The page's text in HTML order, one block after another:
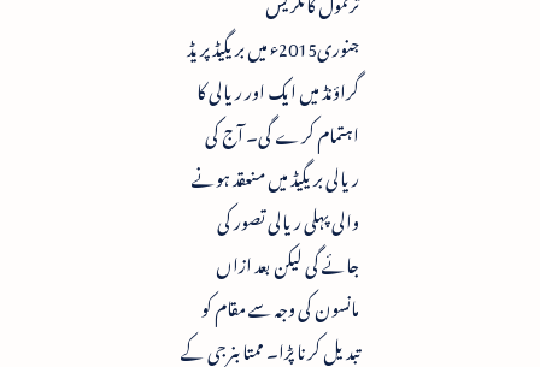
جنوری2015ء میں بریگیڈ پریڈ
گراؤنڈ میں ایک اور ریالی کا
اہتمام کرے گی۔ آج کی
ریالی بریگیڈ میں منعقد ہونے
والی پہلی ریالی تصور کی
جائے گی لیکن بعد ازاں
مانسون کی وجہ سے مقام کو
تبدیل کرنا پڑا۔ ممتا بنرجی کے